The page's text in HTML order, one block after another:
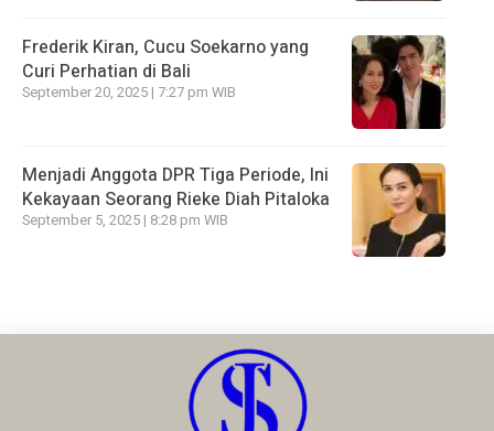
Frederik Kiran, Cucu Soekarno yang
Curi Perhatian di Bali
September 20, 2025 | 7:27 pm WIB
Menjadi Anggota DPR Tiga Periode, Ini
Kekayaan Seorang Rieke Diah Pitaloka
September 5, 2025 | 8:28 pm WIB